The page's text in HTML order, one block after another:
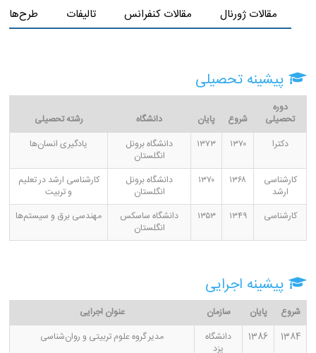
مقالات ژورنال مقالات کنفرانس تالیفات
پیشینه تحصیلی
دوره
تحصیلی
شروع پایان دانشگاه
رشته تحصیلی
دکترا
۱۳۷۰ ۱۳۷۳
دانشگاه برونل
انگلستان
یادگیری انسان‌ها
کارشناسی
ارشد
۱۳۶۸ ۱۳۷۰
دانشگاه برونل
انگلستان
کارشناسی ارشد در تعلیم
و تربیت
کارشناسی
۱۳۴۹ ۱۳۵۳
دانشگاه ساسکس
انگلستان
مهندسی برق و سیستم‌ها
پیشینه اجرایی
شروع پایان سازمان
عنوان اجرایی
1384
1386
دانشگاه
یزد
مدیر گروه علوم تربیتی و روان‌شناسی